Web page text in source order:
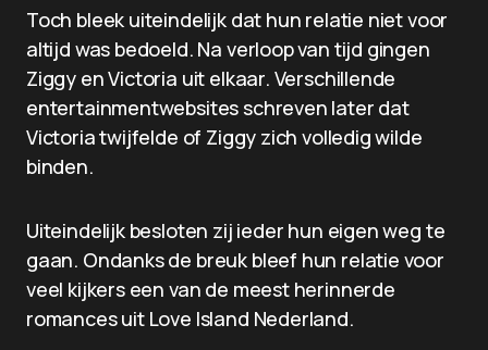
Toch bleek uiteindelijk dat hun relatie niet voor
altijd was bedoeld. Na verloop van tijd gingen
Ziggy en Victoria uit elkaar. Verschillende
entertainmentwebsites schreven later dat
Victoria twijfelde of Ziggy zich volledig wilde
binden.
Uiteindelijk besloten zij ieder hun eigen weg te
gaan. Ondanks de breuk bleef hun relatie voor
veel kijkers een van de meest herinnerde
romances uit Love Island Nederland.